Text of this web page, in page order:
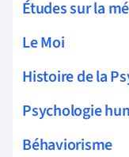
Études sur la
Le Moi
Histoire de la
Psychologie
Béhaviorisme